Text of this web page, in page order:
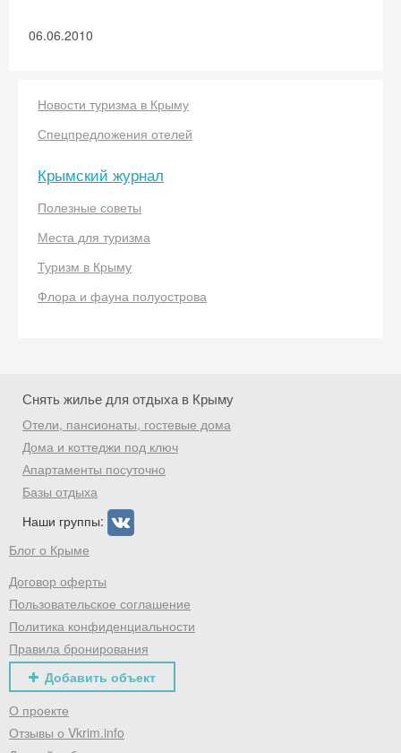
06.06.2010
Новости туризма в Крыму
Спецпредложения отелей
Крымский журнал
Полезные советы
Места для туризма
Туризм в Крыму
Флора и фауна полуострова
Снять жилье для отдыха в Крыму
Отели, пансионаты, гостевые дома
Дома и коттеджи под ключ
Апартаменты посуточно
Базы отдыха
Наши группы:
Блог о Крыме
Договор оферты
Пользовательское соглашение
Политика конфиденциальности
Правила бронирования
Добавить объект
О проекте
Отзывы о Vkrim.info
Хочешь дешевле? Оставь почту и получи
промокод на первое бронирование!
Получить промокод